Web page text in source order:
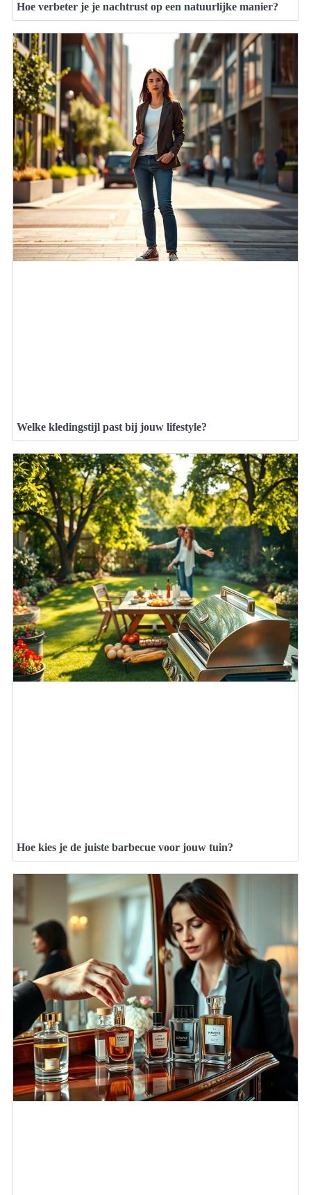
Hoe verbeter je je nachtrust op een natuurlijke manier?
Welke kledingstijl past bij jouw lifestyle?
Hoe kies je de juiste barbecue voor jouw tuin?